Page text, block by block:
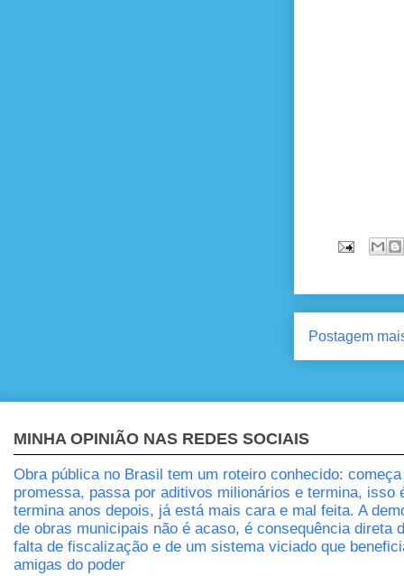
Postagem
MINHA OPINIÃO NAS REDES SOCIAIS
Obra pública no Brasil tem um roteiro conhecido:
promessa, passa por aditivos milionários e termina, isso
termina anos depois, já está mais cara e mal feita. A
de obras municipais não é acaso, é consequência direta
falta de fiscalização e de um sistema viciado que
amigas do poder